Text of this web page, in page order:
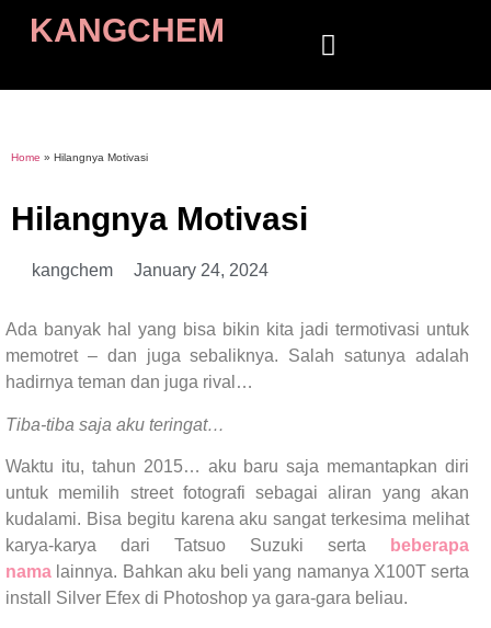
KANGCHEM
Home » Hilangnya Motivasi
Hilangnya Motivasi
kangchem January 24, 2024
Ada banyak hal yang bisa bikin kita jadi termotivasi untuk
memotret – dan juga sebaliknya. Salah satunya adalah
hadirnya teman dan juga rival…
Tiba-tiba saja aku teringat…
Waktu itu, tahun 2015… aku baru saja memantapkan diri
untuk memilih street fotografi sebagai aliran yang akan
kudalami. Bisa begitu karena aku sangat terkesima melihat
karya-karya dari Tatsuo Suzuki serta
beberapa
nama lainnya. Bahkan aku beli yang namanya X100T serta
install Silver Efex di Photoshop ya gara-gara beliau.